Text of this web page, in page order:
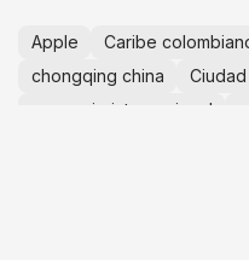
Apple Caribe
chongqing china
comercio internacional